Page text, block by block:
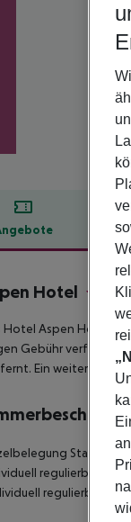
Hotel
Hotel Aspen Hotel
Gebühr verfügbar.
Ein weiterer
Standard
regulierbarer
regulierbar),